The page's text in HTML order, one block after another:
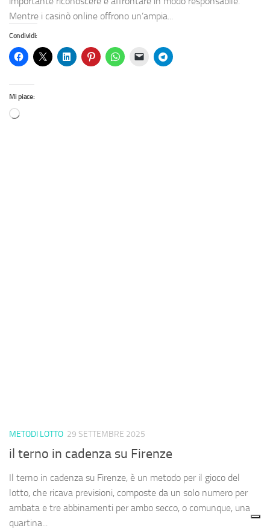
Mentre i casinò online offrono un’ampia...
Condividi:
Mi piace:
METODI LOTTO 29 SETTEMBRE 2025
il terno in cadenza su Firenze
Il terno in cadenza su Firenze, è un metodo per il gioco del
lotto, che ricava previsioni, composte da un solo numero per
ambata e tre abbinamenti per ambo secco, o comunque, una
quartina...